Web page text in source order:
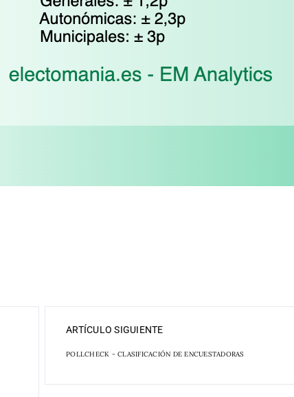
ARTÍCULO SIGUIENTE
POLLCHECK - CLASIFICACIÓN DE ENCUESTADORAS